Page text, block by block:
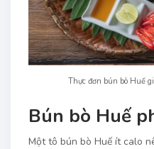
Thực đơn bún bò Huế
Bún bò Huế
Một tô bún bò Huế ít calo